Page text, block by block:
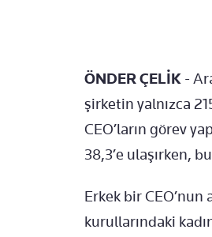
ÖNDER ÇELİK -
şirketin yalnızca
CEO’ların görev
38,3’e ulaşırken,
Erkek bir
kurullarındaki